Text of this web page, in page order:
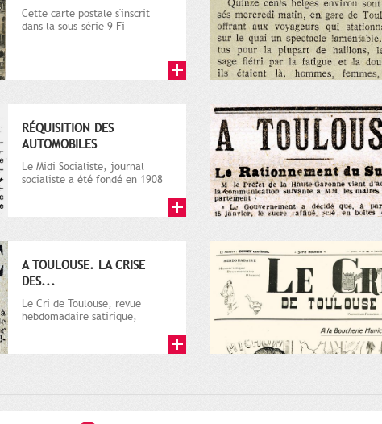
Cette carte postale s'inscrit
dans la sous-série 9 Fi
RÉQUISITION DES
AUTOMOBILES
Le Midi Socialiste, journal
socialiste a été fondé en 1908
A TOULOUSE. LA CRISE
DES...
Le Cri de Toulouse, revue
hebdomadaire satirique,